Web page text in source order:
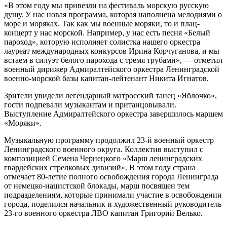
«В этом году мы привезли на фестиваль морскую русскую
душу. У нас новая программа, которая наполнена мелодиями о
море и моряках. Так как мы военные моряки, то и плац-
концерт у нас морской. Например, у нас есть песня «Белый
пароход», которую исполняет солистка нашего оркестра
лауреат международных конкурсов Ирина Корчуганова, и мы
встаем в силуэт белого парохода с тремя трубами», — отметил
военный дирижер Адмиралтейского оркестра Ленинградской
военно-морской базы капитан-лейтенант Никита Игнатов.
Зрители увидели легендарный матросский танец «Яблочко»,
гости подпевали музыкантам и пританцовывали.
Выступление Адмиралтейского оркестра завершилось маршем
«Моряки».
Музыкальную программу продолжил 23-й военный оркестр
Ленинградского военного округа. Коллектив выступил с
композицией Семена Чернецкого «Марш ленинградских
гвардейских стрелковых дивизий». В этом году страна
отмечает 80-летие полного освобождения города Ленинграда
от немецко-нацистской блокады, марш посвящен тем
подразделениям, которые принимали участие в освобождении
города, поделился начальник и художественный руководитель
23-го военного оркестра ЛВО капитан Григорий Велько.